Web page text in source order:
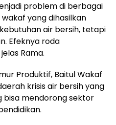
problem di berbagai
yang dihasilkan
air bersih, tetapi
Efeknya roda
Rama.
Produktif, Baitul Wakaf
krisis air bersih yang
bisa mendorong sektor